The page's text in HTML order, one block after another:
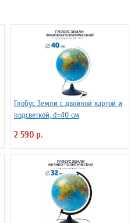
Глобус Земли с двойной картой и
подсветкой, d=40 см
2 590 р.